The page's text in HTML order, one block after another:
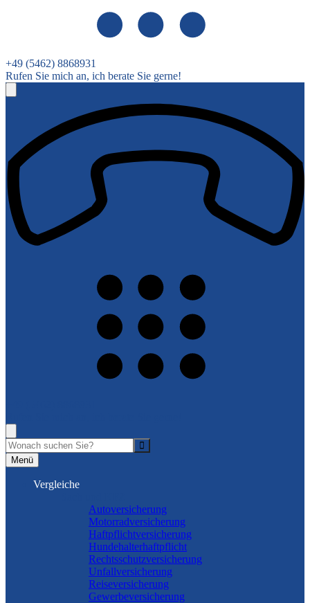
+49 (5462) 8868931
Rufen Sie mich an, ich berate Sie gerne!
Menü
Vergleiche
Autoversicherung
Motorradversicherung
Haftpflichtversicherung
Hundehalterhaftpflicht
Rechtsschutzversicherung
Unfallversicherung
Reiseversicherung
Gewerbeversicherung